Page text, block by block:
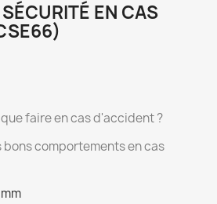
EN CAS
faire en cas d'accident ?
bons comportements en cas